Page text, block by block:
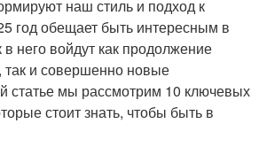
наш стиль и подход к
год обещает быть интересным в
него войдут как продолжение
так и совершенно новые
статье мы рассмотрим 10 ключевых
стоит знать, чтобы быть в